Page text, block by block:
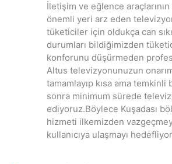
İletişim ve eğlence
önemli yeri arz eden
tüketiciler için oldukça can
durumları bildiğimizden
konforunu düşürmeden
Altus televizyonunuzun
tamamlayıp kısa ama
sonra minimum sürede
ediyoruz.Böylece Kuşadası
hizmeti ilkemizden
kullanıcıya ulaşmayı